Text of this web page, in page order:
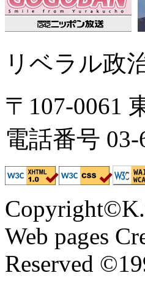
リベラル政
〒107-0061
電話番号 03-
Web pages
Reserved